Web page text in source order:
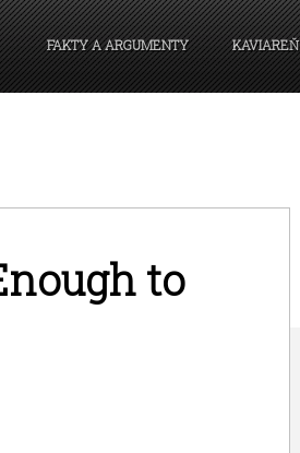
FAKTY A ARGUMENTY KAVIAREŇ
to